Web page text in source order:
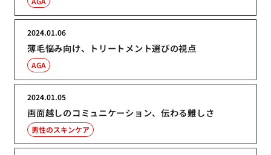
薄毛悩み向け、トリートメント選びの視点
2024.01.06
AGA
画面越しのコミュニケーション、伝わる難しさ
2024.01.05
男性のスキンケア